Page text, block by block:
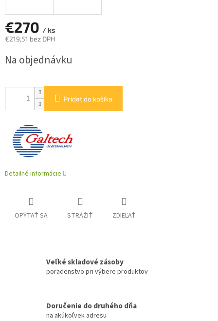
€270 / ks
€219,51 bez DPH
cena:
Na objednávku
Pridať do košíka
Detailné informácie
OPÝTAŤ SA STRÁŽIŤ ZDIEĽAŤ
Veľké skladové zásoby
poradenstvo pri výbere produktov
Doručenie do druhého dňa
na akúkoľvek adresu